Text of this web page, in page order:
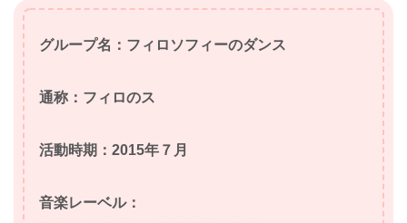
グループ名：フィロソフィーのダンス
通称：フィロのス
活動時期：2015年７月
音楽レーベル：